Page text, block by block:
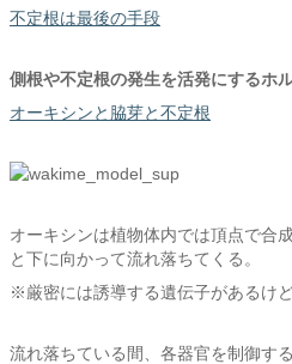
不定根は最後の手段
側根や不定根の発生を活発にするホ
オーキシンと脇芽と不定根
オーキシンは植物体内では頂点で合
と下に向かって流れ落ちてくる。
※厳密には誘導する遺伝子があるけ
流れ落ちている間、各器官を制御す